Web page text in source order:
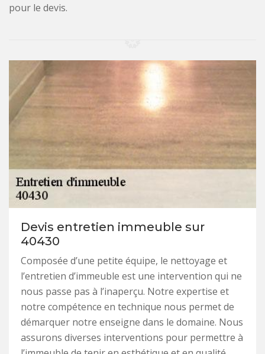
pour le devis.
Devis entretien immeuble sur
40430
Composée d’une petite équipe, le nettoyage et
l’entretien d’immeuble est une intervention qui ne
nous passe pas à l’inaperçu. Notre expertise et
notre compétence en technique nous permet de
démarquer notre enseigne dans le domaine. Nous
assurons diverses interventions pour permettre à